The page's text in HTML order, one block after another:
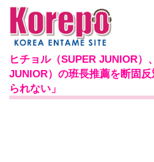
ヒチョル（SUPER JUNIOR）
JUNIOR）の班長推薦を断固
られない」